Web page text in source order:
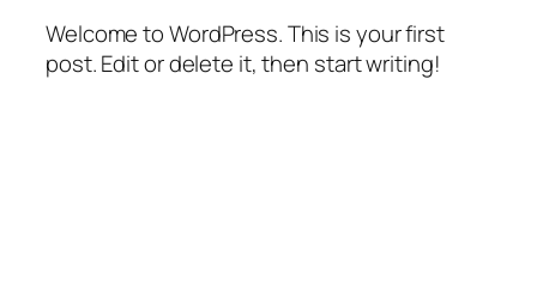
Welcome to WordPress. This is your first
post. Edit or delete it, then start writing!